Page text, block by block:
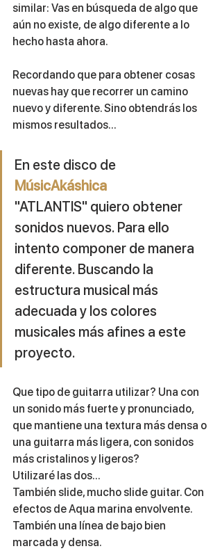
similar: Vas en búsqueda de algo que
aún no existe, de algo diferente a lo
hecho hasta ahora.
Recordando que para obtener cosas
nuevas hay que recorrer un camino
nuevo y diferente. Sino obtendrás los
mismos resultados...
En este disco de
MúsicAkáshica
"ATLANTIS" quiero obtener
sonidos nuevos. Para ello
intento componer de manera
diferente. Buscando la
estructura musical más
adecuada y los colores
musicales más afines a este
proyecto.
Que tipo de guitarra utilizar? Una con
un sonido más fuerte y pronunciado,
que mantiene una textura más densa o
una guitarra más ligera, con sonidos
más cristalinos y ligeros?
Utilizaré las dos...
También slide, mucho slide guitar. Con
efectos de Aqua marina envolvente.
También una línea de bajo bien
marcada y densa.